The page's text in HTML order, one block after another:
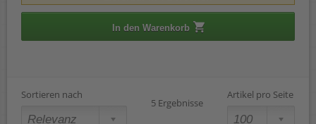
In den Warenkorb
Sortieren nach
5 Ergebnisse
Artikel pro Seite